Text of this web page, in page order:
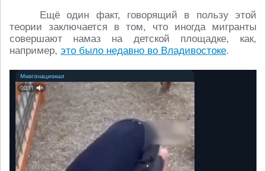
Ещё один факт, говорящий в пользу этой
теории заключается в том, что иногда мигранты
совершают намаз на детской площадке, как,
например, это было недавно во Владивостоке.